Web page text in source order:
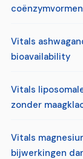
Vitals
bioavailability
Vitals
zonder
Vitals
bijwerkingen